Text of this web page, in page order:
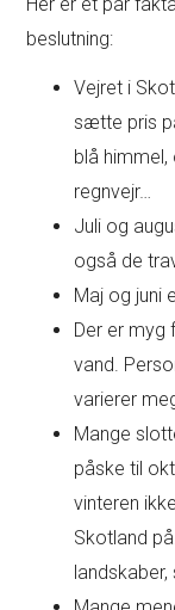
beslutning:
Vejret i
sætte pris
blå
regnvejr…
Juli og
også de
Maj og juni
Der er myg
vand.
varierer
Mange
påske til
vinteren
Skotland